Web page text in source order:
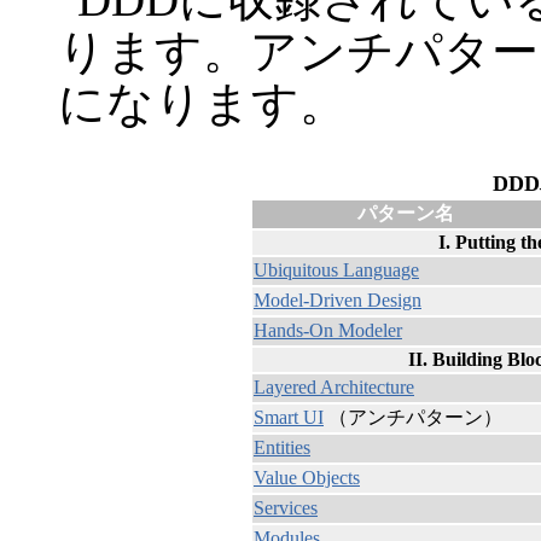
ります。アンチパタ
になります。
パターン名
I. Putting
Ubiquitous Language
Model-Driven Design
Hands-On Modeler
II. Building
Layered Architecture
Smart UI （アンチパターン）
Entities
Value Objects
Services